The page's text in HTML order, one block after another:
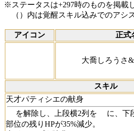
※ステータスは+297時のものを掲載
（）内は覚醒スキル込みでのアシ
アイコン 正式
大喬しろうさ
スキル
天才パティシエの献身
を解除し、上段横2列を
に、下
部位の残りHPが35%減少。